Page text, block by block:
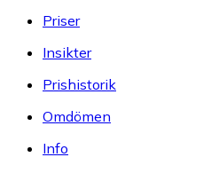
Priser
Insikter
Prishistorik
Omdömen
Info